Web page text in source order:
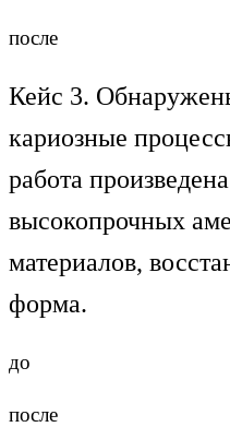
после
Кейс 3.
кариозные
работа
высокопрочных
материалов,
форма.
до
после